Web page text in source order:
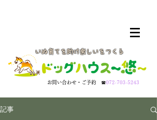
いぬ育てを助け楽しいをつくる
​お問い合わせ・ご予約 ☎072-703-5243
記事